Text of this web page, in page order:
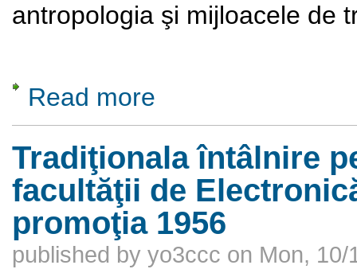
antropologia şi mijloacele de
Read more
Tradiţionala întâlnire
facultăţii de
promoţia 1956
published by yo3ccc on Mon, 10/